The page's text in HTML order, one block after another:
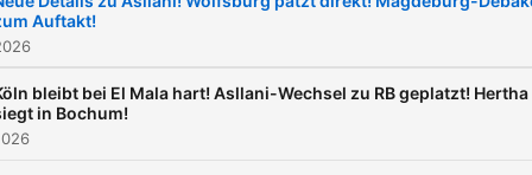
Sie bieten dadurch die
Auftakt!
bleibt bei El Mala hart! Asllani-Wechsel zu RB geplatzt! Hertha
in Bochum!